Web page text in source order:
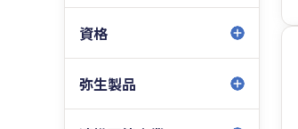
資格
弥生製品